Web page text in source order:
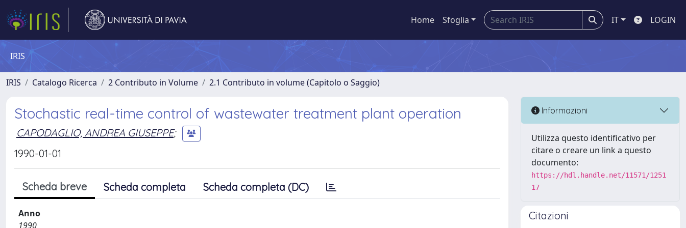
Home Sfoglia IT LOGIN
IRIS
IRIS Catalogo Ricerca 2 Contributo in Volume 2.1 Contributo in volume (Capitolo o Saggio)
Stochastic real-time control of wastewater treatment plant operation
CAPODAGLIO, ANDREA GIUSEPPE;
1990-01-01
Scheda breve Scheda completa Scheda completa (DC)
Anno
1990
Informazioni
Utilizza questo identificativo per
citare o creare un link a questo
documento:
https://hdl.handle.net/11571/1251
17
Citazioni